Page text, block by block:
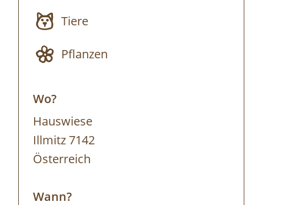
Tiere
Pflanzen
Wo?
Hauswiese
Illmitz 7142
Österreich
Wann?